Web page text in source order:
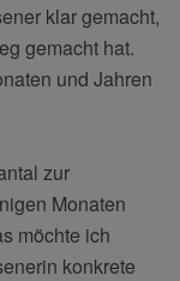
klar gemacht,
gemacht hat.
und Jahren
zur
Monaten
möchte ich
konkrete